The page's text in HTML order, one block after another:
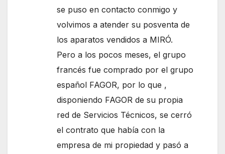
se puso en contacto conmigo y
volvimos a atender su posventa de
los aparatos vendidos a MIRÓ.
Pero a los pocos meses, el grupo
francés fue comprado por el grupo
español FAGOR, por lo que ,
disponiendo FAGOR de su propia
red de Servicios Técnicos, se cerró
el contrato que había con la
empresa de mi propiedad y pasó a